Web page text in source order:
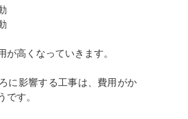
高くなっていきます。
に影響する工事は、費用がか
です。